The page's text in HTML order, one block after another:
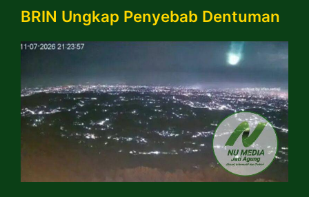
BRIN Ungkap Penyebab Dentuman